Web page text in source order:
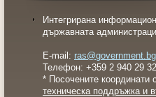
Интегрирана
държавната
E-mail: ras@government.bg
Телефон: +359 2 940 29 32
* Посочените координати
техническа поддръжка и